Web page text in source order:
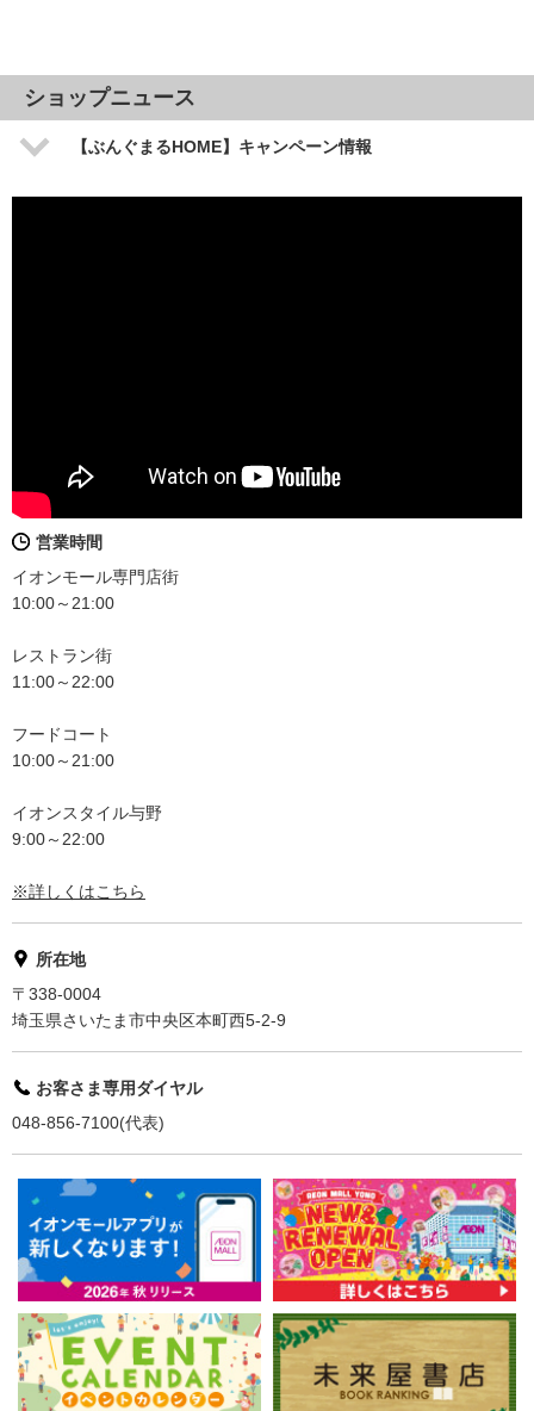
ショップニュース
【ぶんぐまるHOME】キャンペーン情報
営業時間
イオンモール専門店街
10:00～21:00
レストラン街
11:00～22:00
フードコート
10:00～21:00
イオンスタイル与野
9:00～22:00
※詳しくはこちら
所在地
〒338-0004
埼玉県さいたま市中央区本町西5-2-9
お客さま専用ダイヤル
048-856-7100(代表)